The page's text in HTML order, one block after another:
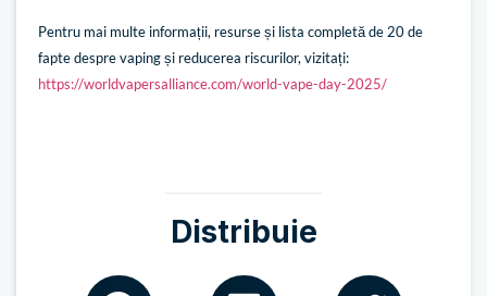
Pentru mai multe informații, resurse și lista completă de 20 de
fapte despre vaping și reducerea riscurilor, vizitați:
https://worldvapersalliance.com/world-vape-day-2025/
Distribuie